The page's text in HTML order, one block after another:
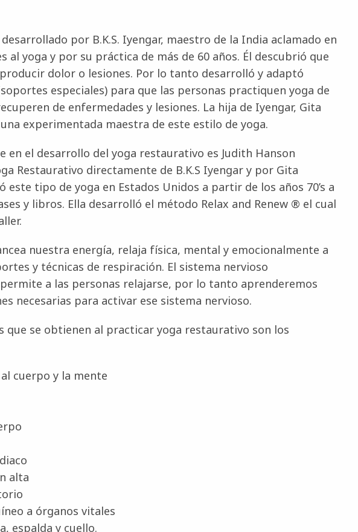
por B.K.S. Iyengar, maestro de la India aclamado en
al yoga y por su práctica de más de 60 años. Él descubrió que
dolor o lesiones. Por lo tanto desarrolló y adaptó
especiales) para que las personas practiquen yoga de
de enfermedades y lesiones. La hija de Iyengar, Gita
experimentada maestra de este estilo de yoga.
el desarrollo del yoga restaurativo es Judith Hanson
Restaurativo directamente de B.K.S Iyengar y por Gita
este tipo de yoga en Estados Unidos a partir de los años 70’s a
y libros. Ella desarrolló el método Relax and Renew ® el cual
nuestra energía, relaja física, mental y emocionalmente a
y técnicas de respiración. El sistema nervioso
a las personas relajarse, por lo tanto aprenderemos
necesarias para activar ese sistema nervioso.
que se obtienen al practicar yoga restaurativo son los
cuerpo y la mente
alta
a órganos vitales
espalda y cuello.